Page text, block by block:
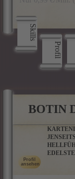
Skills
Profil
BOTIN